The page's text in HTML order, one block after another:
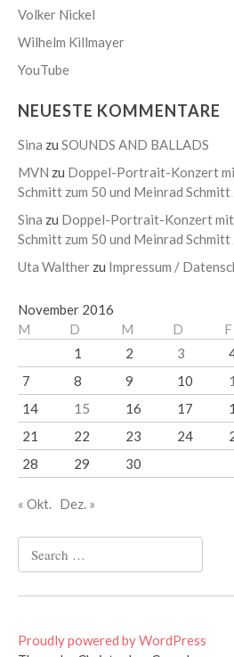
Volker Nickel
Wilhelm Killmayer
YouTube
NEUESTE KOMMENTARE
Sina zu SOUNDS AND BALLADS
MVN zu Doppel-Portrait-Konzert
Schmitt zum 50 und Meinrad
Sina zu Doppel-Portrait-Konzert
Schmitt zum 50 und Meinrad
Uta Walther zu Impressum /
November 2016
M
D M D F
1
2 3
7
8 9 10
14
15 16 17
21
22 23 24
28
29 30
« Okt. Dez. »
for:
Proudly powered by WordPress